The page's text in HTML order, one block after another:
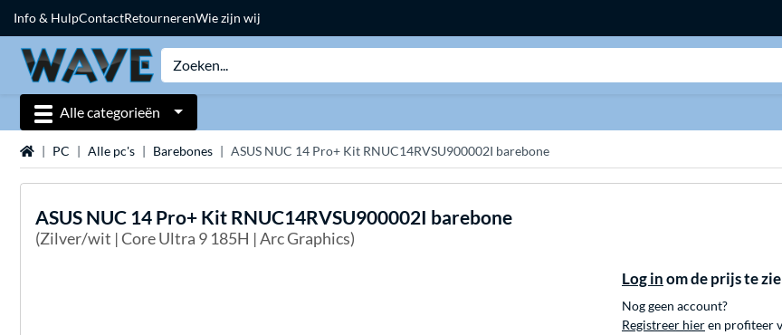
Info & HulpContactRetournerenWie zijn wij
Alle categorieën
Home PC Alle pc's Barebones ASUS NUC 14 Pro+ Kit RNUC14RVSU900002I barebone
ASUS NUC 14 Pro+ Kit RNUC14RVSU900002I barebone
(Zilver/wit | Core Ultra 9 185H | Arc Graphics)
Log in om de prijs te
Nog geen account?
Registreer hieren profiteer